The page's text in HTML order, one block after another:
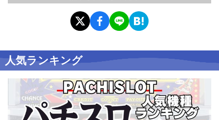
人気ランキング